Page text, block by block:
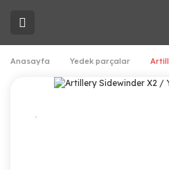
Anasayfa Yedek parçalar